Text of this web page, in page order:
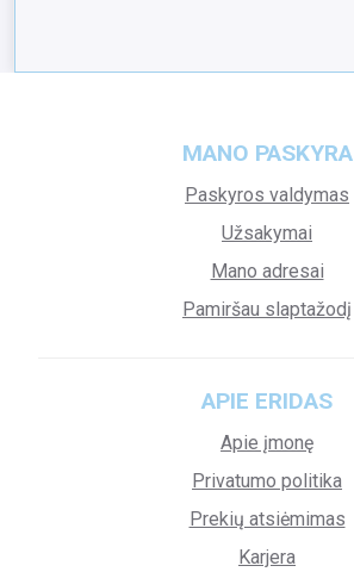
MANO PASKYRA
Paskyros valdymas
Užsakymai
Mano adresai
Pamiršau slaptažodį
APIE ERIDAS
Apie įmonę
Privatumo politika
Prekių atsiėmimas
Karjera